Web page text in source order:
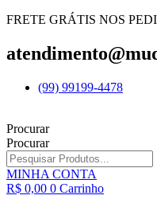
FRETE GRÁTIS NOS
(99) 99199-4478
Procurar
Procurar
MINHA CONTA
R$ 0,00 0 Carrinho